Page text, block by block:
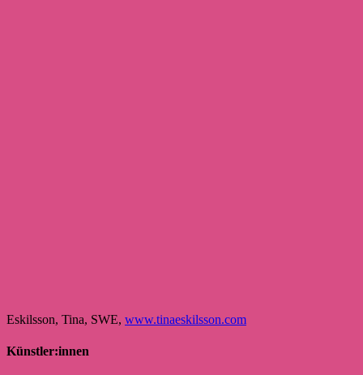
Eskilsson, Tina, SWE, www.tinaeskilsson.com
Künstler:innen